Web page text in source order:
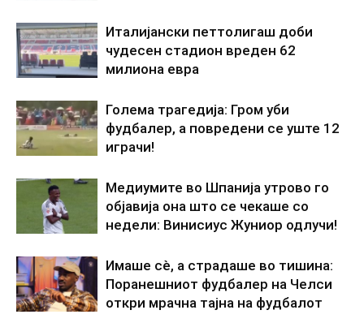
Италијански петтолигаш доби
чудесен стадион вреден 62
милиона евра
Голема трагедија: Гром уби
фудбалер, а повредени се уште 12
играчи!
Медиумите во Шпанија утрово го
објавија она што се чекаше со
недели: Винисиус Жуниор одлучи!
Имаше сè, а страдаше во тишина:
Поранешниот фудбалер на Челси
откри мрачна тајна на фудбалот